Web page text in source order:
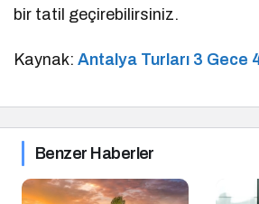
bir tatil geçirebilirsiniz.
Kaynak:Antalya Turları 3 Gece
Benzer Haberler